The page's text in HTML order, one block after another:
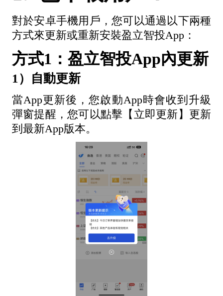
對於安卓手機用戶，您可以通過以下兩種
方式來更新或重新安裝盈立智投App：
方式1：盈立智投App內更新
1）自動更新
當App更新後，您啟動App時會收到升級
彈窗提醒，您可以點擊【立即更新】更新
到最新App版本。